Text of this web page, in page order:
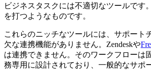
ビジネスタスクには不適切なツールです
を打つようなものです。
これらのニッチなツールには、サポート
欠な連携機能がありません。Zendeskや
は連携できません。そのワークフローは
務専用に設計されており、一般的なサポ